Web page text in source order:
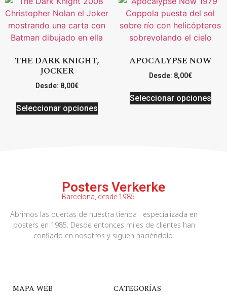
THE DARK KNIGHT,
JOCKER
Desde: 8,00€
Seleccionar opciones
APOCALYPSE NOW
Desde: 8,00€
Seleccionar opciones
Posters Verkerke
Barcelona, desde 1985
Abrimos las puertas de nuestra tienda especializada en
posters en 1985. Desde entonces miles de clientes han
confiado en nosotros y siguen haciéndolo.
MAPA WEB CATEGORÍAS